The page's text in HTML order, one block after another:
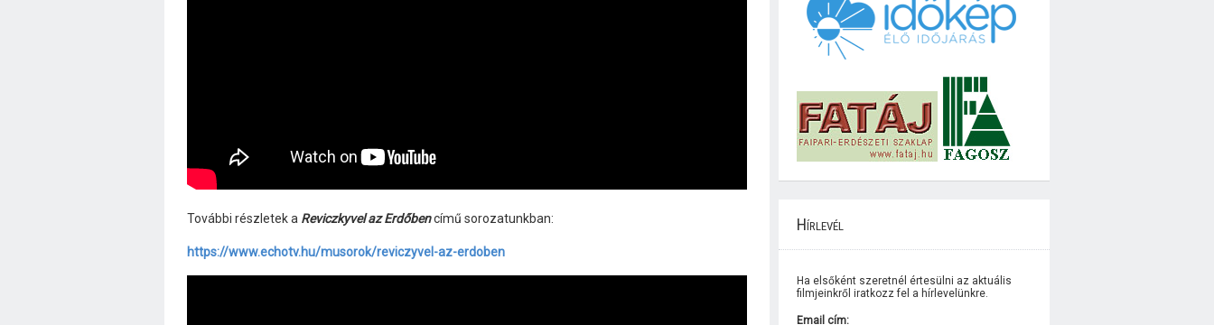
További részletek a Reviczkyvel az Erdőbencímű sorozatunkban:
https://www.echotv.hu/musorok/reviczyvel-az-erdoben
Hírlevél
Ha elsőként szeretnél értesülni az aktuális
filmjeinkről iratkozz fel a hírlevelünkre.
Email cím: